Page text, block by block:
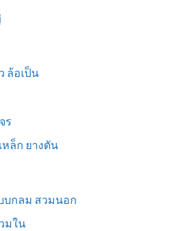
ล้อเป็น
ร
หล็ก ยางตัน
บกลม สวมนอก
มใน